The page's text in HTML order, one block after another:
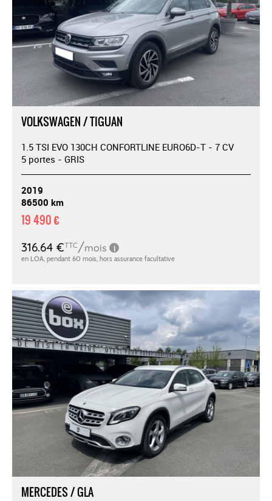
VOLKSWAGEN / TIGUAN
1.5 TSI EVO 130CH CONFORTLINE EURO6D-T - 7 CV
5 portes - GRIS
2019
86500 km
19 490 €
MERCEDES / GLA